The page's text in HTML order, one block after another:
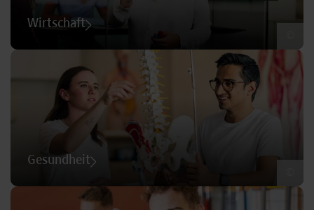
Wirtschaft
Gesundheit